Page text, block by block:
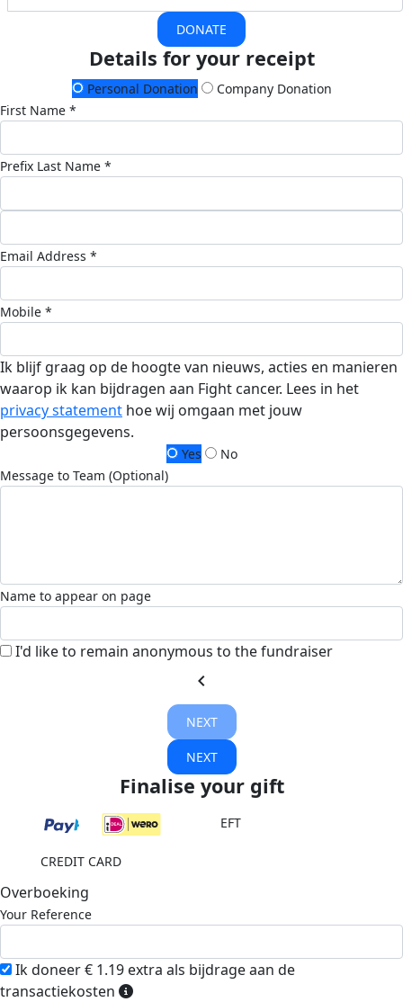
DONATE
Details for your receipt
Personal Donation
Company Donation
First Name *
Prefix Last Name *
Email Address *
Mobile *
Ik blijf graag op de hoogte van nieuws, acties en manieren
waarop ik kan bijdragen aan Fight cancer. Lees in het
privacy statement hoe wij omgaan met jouw
persoonsgegevens.
Yes
No
Message to Team (Optional)
Name to appear on page
I'd like to remain anonymous to the fundraiser
chevron_left
NEXT
NEXT
Finalise your gift
EFT
CREDIT CARD
Overboeking
Your Reference
Ik doneer € 1.19 extra als bijdrage aan de
transactiekosten